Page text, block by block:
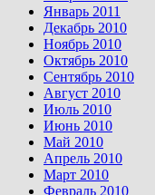
Январь 2011
Декабрь 2010
Ноябрь 2010
Октябрь 2010
Сентябрь 2010
Август 2010
Июль 2010
Июнь 2010
Май 2010
Апрель 2010
Март 2010
Февраль 2010